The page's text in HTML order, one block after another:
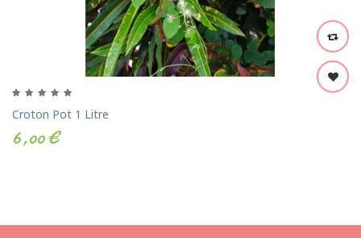
Croton Pot 1 Litre
6,00 €